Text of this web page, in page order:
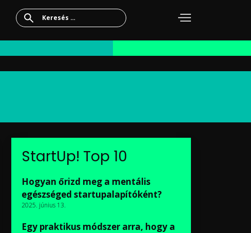
Keresés:
StartUp! Top 10
Hogyan őrizd meg a mentális
egészséged startupalapítóként?
2025. június 13.
Egy praktikus módszer arra, hogy a